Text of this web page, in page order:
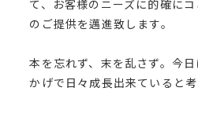
て、お客様のニーズに的確に
のご提供を邁進致します。
本を忘れず、末を乱さず。今
かげで日々成長出来ていると考